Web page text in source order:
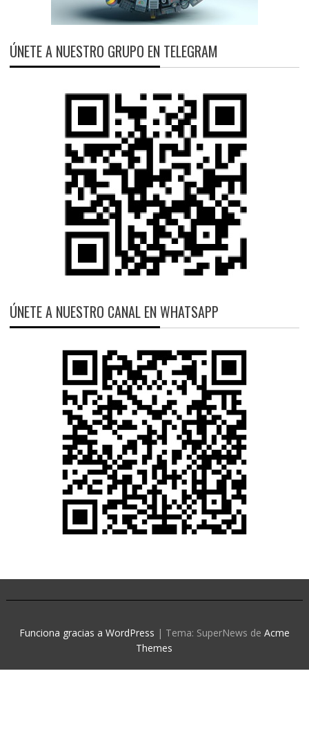
ÚNETE A NUESTRO GRUPO EN TELEGRAM
ÚNETE A NUESTRO CANAL EN WHATSAPP
Funciona gracias a WordPress | Tema: SuperNews de Acme
Themes